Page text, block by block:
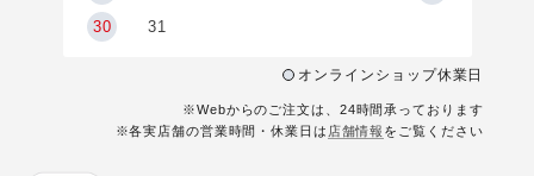
30 31
オンラインショップ休業日
※Webからのご注文は、24時間承っております
※各実店舗の営業時間・休業日は 店舗情報 をご覧ください